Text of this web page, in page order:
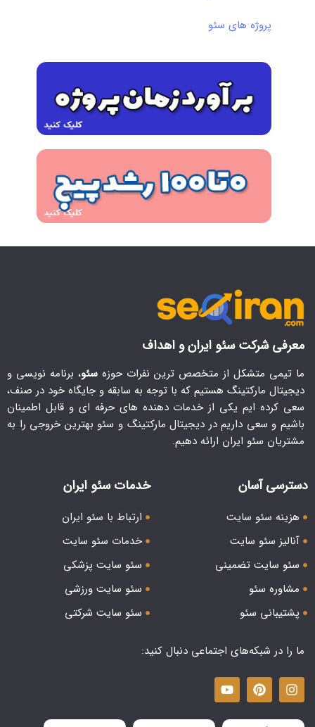
پروژه های سئو
معرفی شرکت سئو ایران و اهداف
ما تیمی متشکل از متخصص ترین نفرات حوزه سئو، برنامه نویسی و
دیجیتال مارکتینگ هستیم که با توجه به سابقه و جایگاه خود در صنف،
سعی کرده ایم یکی از خدمات دهنده های حرفه ای و قابل اطمینان
باشیم و سعی داریم در دیجیتال مارکتینگ و سئو بهترین خروجی را به
مشتریان سئو ایران ارائه دهیم.
دسترسی آسان
هزینه سئو سایت
آنالیز سئو سایت
سئو سایت تضمینی
مشاوره سئو
پشتیبانی سئو
خدمات سئو ایران
ارتباط با سئو ایران
خدمات سئو سایت
سئو سایت پزشکی
سئو سایت ورزشی
سئو سایت شرکتی
ما را در شبکه‌های اجتماعی دنبال کنید: